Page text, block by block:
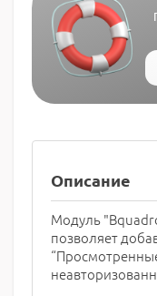
Описание
Модуль
позволяет